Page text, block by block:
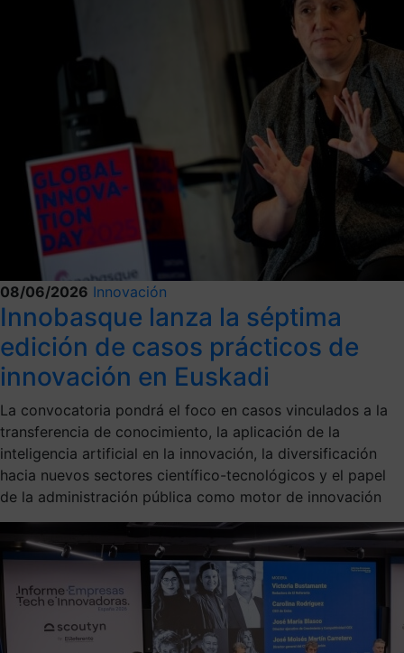
08/06/2026 Innovación
Innobasque lanza la séptima
edición de casos prácticos de
innovación en Euskadi
La convocatoria pondrá el foco en casos vinculados a la
transferencia de conocimiento, la aplicación de la
inteligencia artificial en la innovación, la diversificación
hacia nuevos sectores científico-tecnológicos y el papel
de la administración pública como motor de innovación